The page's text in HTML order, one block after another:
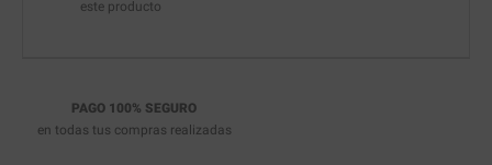
este producto
PAGO 100% SEGURO
en todas tus compras realizadas